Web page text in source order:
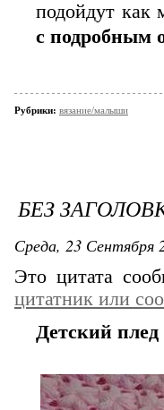
подойдут как
с подробным
Рубрики: вязание/малыши
БЕЗ
Среда, 23 Сентября
Это цитата
цитатник или
Детский плед